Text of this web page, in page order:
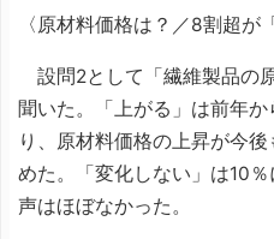
〈原材料価格は？／8割超が
設問2として「繊維製品の
聞いた。「上がる」は前年
り、原材料価格の上昇が今
めた。「変化しない」は10
声はほぼなかった。